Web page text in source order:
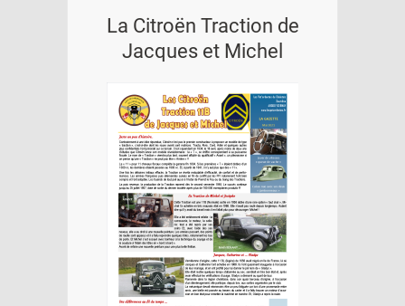
La Citroën Traction de
Jacques et Michel